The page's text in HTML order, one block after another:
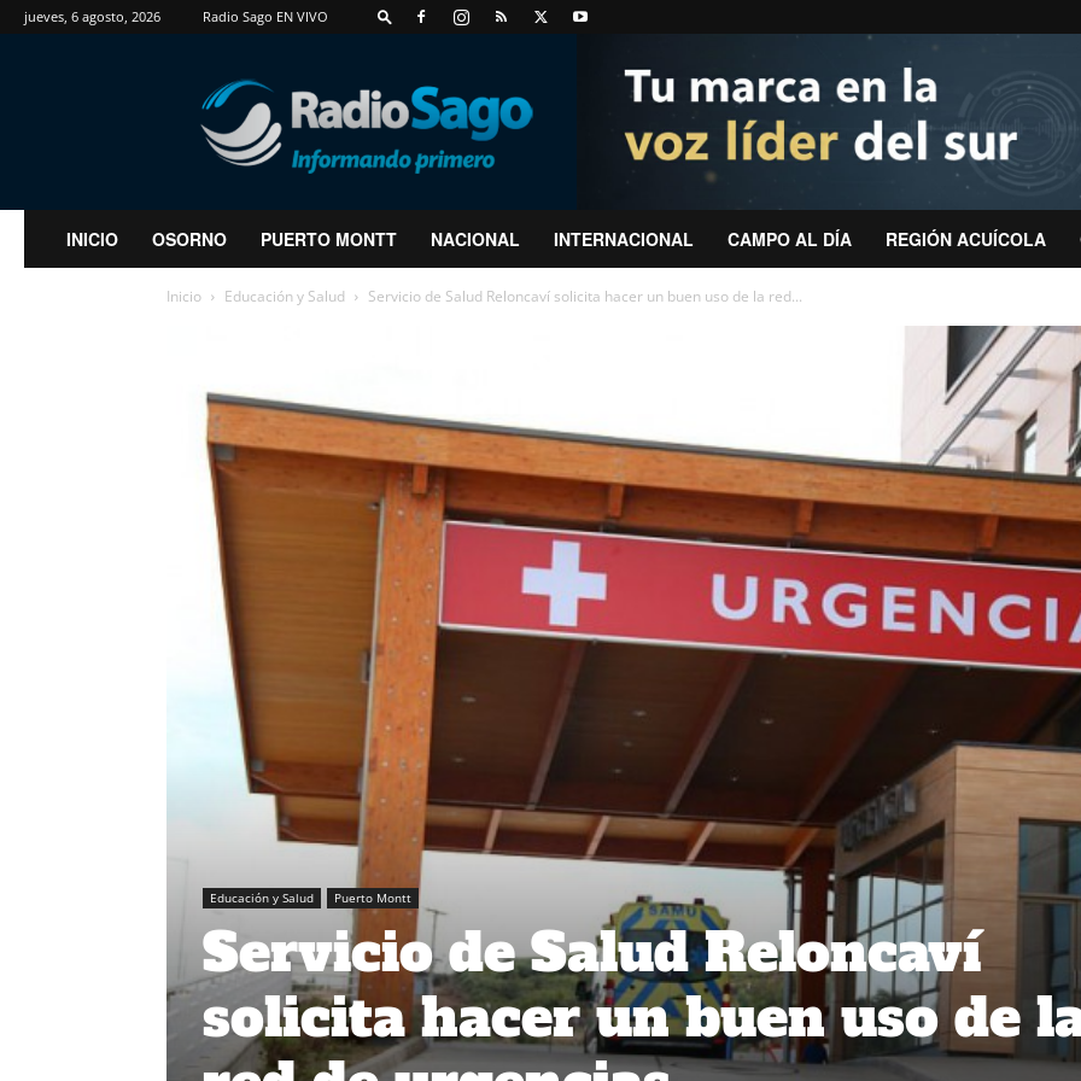
jueves, 6 agosto, 2026 Radio Sago EN VIVO
RadioSago
INICIO OSORNO PUERTO MONTT NACIONAL INTERNACIONAL CAMPO AL DÍA REGIÓN ACUÍCOLA
Inicio Educación y Salud Servicio de Salud Reloncaví solicita hacer un buen uso de la red...
Educación y Salud Puerto Montt
Servicio de Salud Reloncaví
solicita hacer un buen uso de